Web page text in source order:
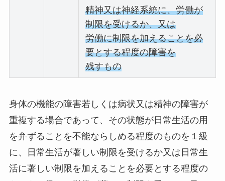
精神又は神経系統に、労働が
制限を受けるか、又は
労働に制限を加えることを必
要とする程度の障害を
残すもの
身体の機能の障害若しくは病状又は精神の障害が
重複する場合であって、その状態が日常生活の用
を弁ずることを不能ならしめる程度のものを１級
に、日常生活が著しい制限を受けるか又は日常生
活に著しい制限を加えることを必要とする程度の